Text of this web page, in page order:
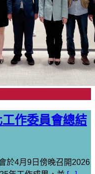
作委員會總結
於4月9日傍晚召開2026